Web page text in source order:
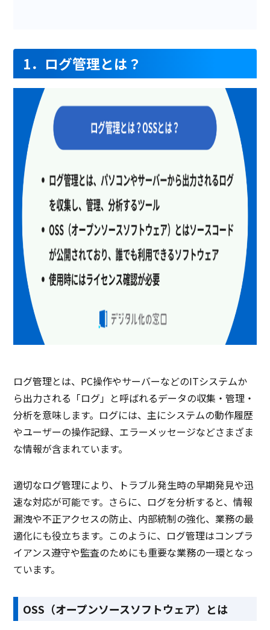
ファイル操作ログ
USB使用ログ
暗号化通信取得
操作時間レポート
印刷ログ
ウイルス対策ソフト未導入
確認
ソフトウェア利用割合表示
ネットワーク検疫
端末を遠隔ロック
ファイル遠隔削除
アプリ制御
無料ダウンロード
推奨環境
サポート
Watchy（ウォッチ―）
資料ダウンロード
クラウド型ソフト
PCブラウザ
電話 / メール / チャット
Eye“247” Work Smar…
資料ダウンロード
PCブラウザ
電話 / メール / チャット
1．ログ管理とは？
ログ管理とは、PC操作やサーバーなどのITシステムか
ら出力される「ログ」と呼ばれるデータの収集・管理・
分析を意味します。ログには、主にシステムの動作履歴
やユーザーの操作記録、エラーメッセージなどさまざま
な情報が含まれています。
適切なログ管理により、トラブル発生時の早期発見や迅
速な対応が可能です。さらに、ログを分析すると、情報
漏洩や不正アクセスの防止、内部統制の強化、業務の最
適化にも役立ちます。このように、ログ管理はコンプラ
イアンス遵守や監査のためにも重要な業務の一環となっ
ています。
OSS（オープンソースソフトウェア）とは